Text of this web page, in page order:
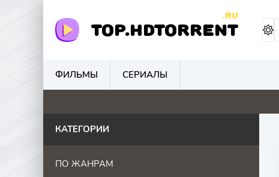
TOP.HDTORRENT
.RU
ФИЛЬМЫ СЕРИАЛЫ
0 0 0 0
КАТЕГОРИИ
ПО ЖАНРАМ